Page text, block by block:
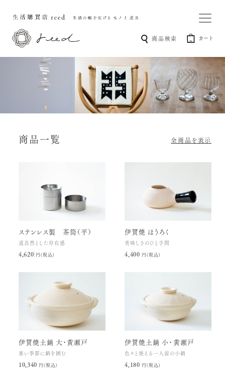
商品検索 カート
商品一覧 全商品を表示
ステンレス製 茶筒（平）
道具然とした存在感
4,620円(税込)
伊賀焼 ほうろく
美味しさのひと手間
4,400円(税込)
伊賀焼土鍋 大・黄瀬戸
寒い季節に鍋を囲む
10,340円(税込)
伊賀焼土鍋 小・黄瀬戸
色々と使える一人前の小鍋
4,180円(税込)